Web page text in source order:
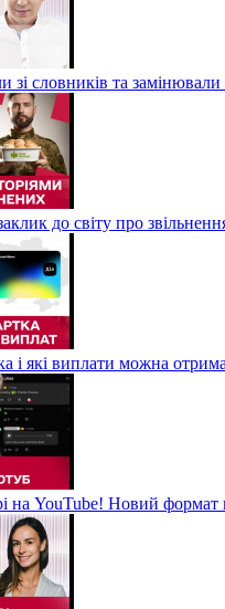
зі словників та
до світу про
і які виплати можна
на YouTube! Новий формат